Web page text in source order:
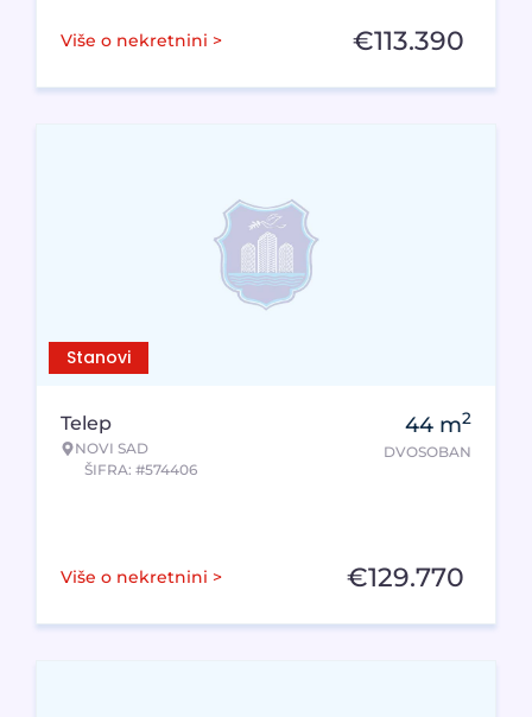
Više o nekretnini > €113.390
Stanovi
Telep
NOVI SAD
ŠIFRA: #574406
44 m2
DVOSOBAN
Više o nekretnini > €129.770